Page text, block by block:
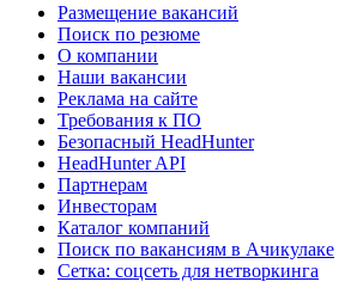
Размещение вакансий
Поиск по резюме
О компании
Наши вакансии
Реклама на сайте
Требования к ПО
Безопасный HeadHunter
HeadHunter API
Партнерам
Инвесторам
Каталог компаний
Поиск по вакансиям в Ачикулаке
Сетка: соцсеть для нетворкинга